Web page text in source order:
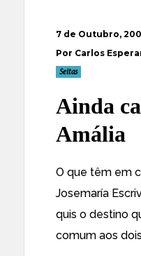
7 de Outubro,
Por Carlos
Seitas
Ainda
Amália
O que têm em
Josemaría
quis o destino
comum aos